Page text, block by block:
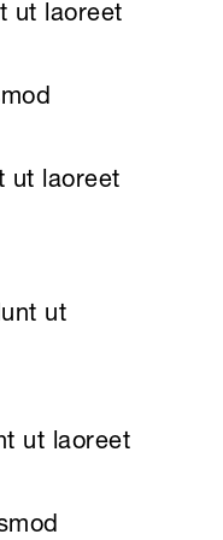
ut laoreet
ut laoreet
ut
ut laoreet